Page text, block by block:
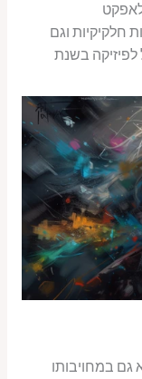
חלקיקיות וגם
לפיזיקה בשנת
גם במחויבותו